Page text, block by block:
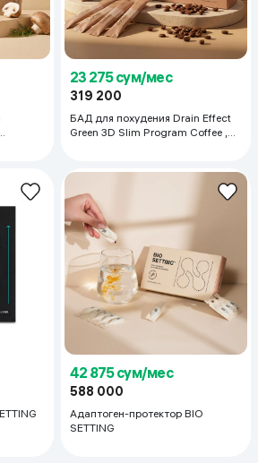
23 275 сум/мес
319 200
БАД для похудения Drain Effect
Green 3D Slim Program Coffee ,
42 875 сум/мес
588 000
Адаптоген-протектор BIO
SETTING